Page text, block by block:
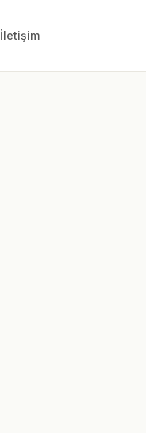
İletişim